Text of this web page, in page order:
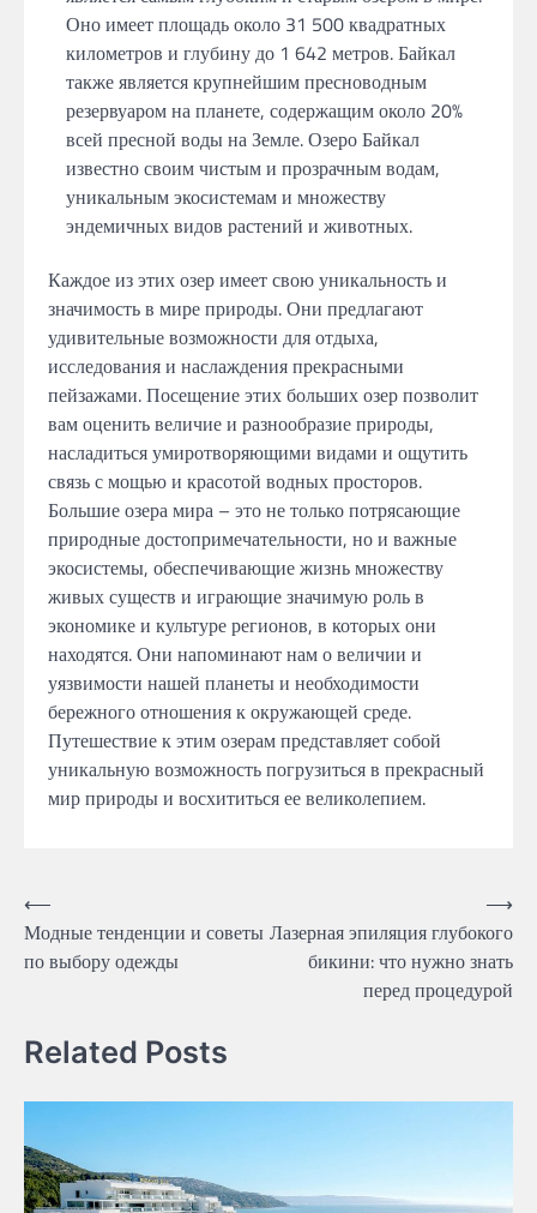
Оно имеет площадь около 31 500 квадратных
километров и глубину до 1 642 метров. Байкал
также является крупнейшим пресноводным
резервуаром на планете, содержащим около 20%
всей пресной воды на Земле. Озеро Байкал
известно своим чистым и прозрачным водам,
уникальным экосистемам и множеству
эндемичных видов растений и животных.
Каждое из этих озер имеет свою уникальность и
значимость в мире природы. Они предлагают
удивительные возможности для отдыха,
исследования и наслаждения прекрасными
пейзажами. Посещение этих больших озер позволит
вам оценить величие и разнообразие природы,
насладиться умиротворяющими видами и ощутить
связь с мощью и красотой водных просторов.
Большие озера мира – это не только потрясающие
природные достопримечательности, но и важные
экосистемы, обеспечивающие жизнь множеству
живых существ и играющие значимую роль в
экономике и культуре регионов, в которых они
находятся. Они напоминают нам о величии и
уязвимости нашей планеты и необходимости
бережного отношения к окружающей среде.
Путешествие к этим озерам представляет собой
уникальную возможность погрузиться в прекрасный
мир природы и восхититься ее великолепием.
Навигация
по
записям
⟵
Модные тенденции и советы
по выбору одежды
Лазерная эпиляция глубокого
бикини: что нужно знать
перед процедурой
⟶
Related Posts